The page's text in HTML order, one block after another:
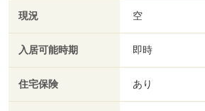
現況 空
入居可能時期 即時
住宅保険 あり